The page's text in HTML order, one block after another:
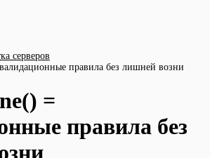
серверов
правила без лишней возни
=
правила без